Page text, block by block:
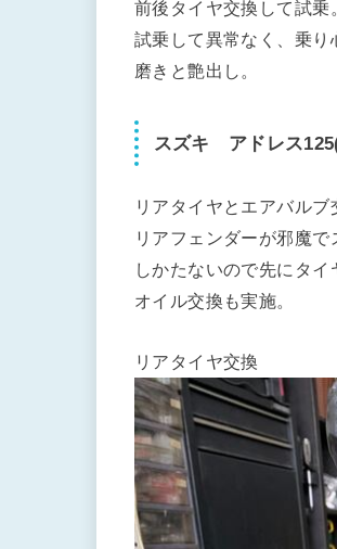
前後タイヤ交換して試乗。
試乗して異常なく、乗り
磨きと艶出し。
スズキ アドレス
リアタイヤとエアバルブ
リアフェンダーが邪魔で
しかたないので先にタイ
オイル交換も実施。
リアタイヤ交換